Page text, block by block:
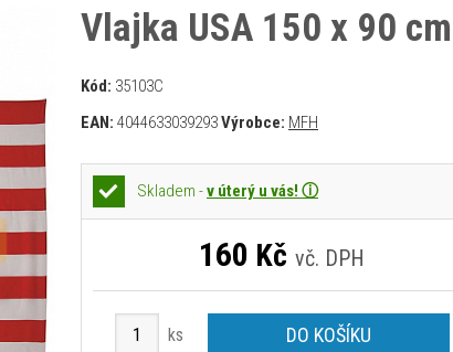
Vlajka USA 150 x 90 cm
Kód: 35103C
EAN: 4044633039293Výrobce: MFH
Skladem -v úterý u vás! ⓘ
160 Kč vč. DPH
ks DO KOŠÍKU